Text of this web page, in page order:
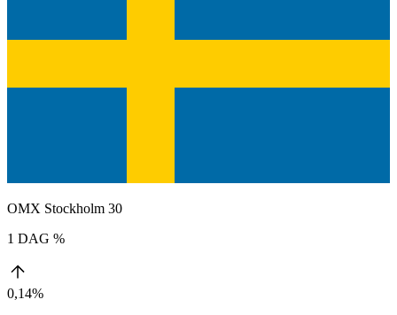
OMX Stockholm 30
1 DAG %
0,14%